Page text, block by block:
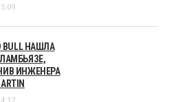
BULL НАШЛА
ИНЖЕНЕРА